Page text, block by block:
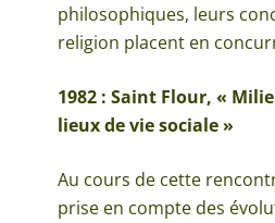
philosophiques, leurs
religion placent en
1982 : Saint Flour, «
lieux de vie sociale »
Au cours de cette
prise en compte des